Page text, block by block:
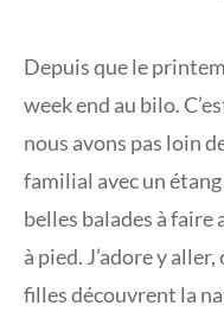
9
I
2
0
9
Depuis que le
week end au bilo.
nous avons pas loin
familial avec un
belles balades à
à pied. J’adore y aller,
filles découvrent la